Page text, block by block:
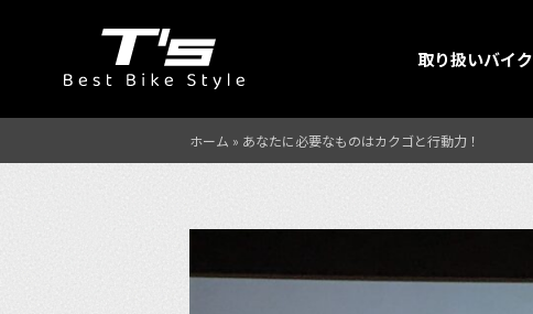
取り扱いバイク
ホーム » あなたに必要なものはカクゴと行動力！